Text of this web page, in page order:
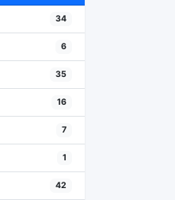
34
6
35
16
7
1
42